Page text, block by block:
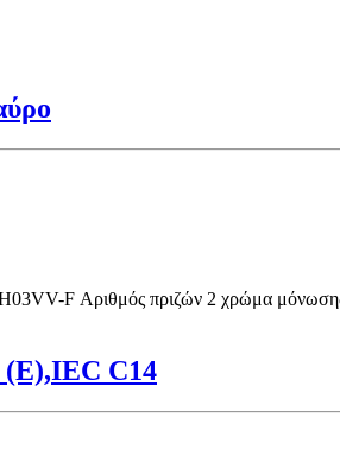
F Αριθμός πριζών 2 χρώμα
C14